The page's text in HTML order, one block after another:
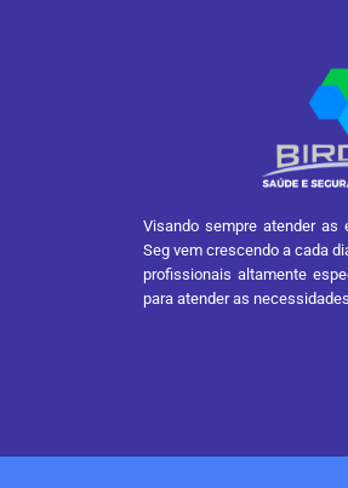
Visando sempre atender as
Seg vem crescendo a cada
profissionais altamente
para atender as